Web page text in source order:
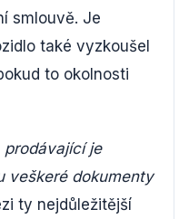
smlouvě. Je
také vyzkoušel
to okolnosti
prodávající je
veškeré dokumenty
ty nejdůležitější